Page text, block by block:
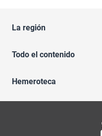
La región
Todo el contenido
Hemeroteca